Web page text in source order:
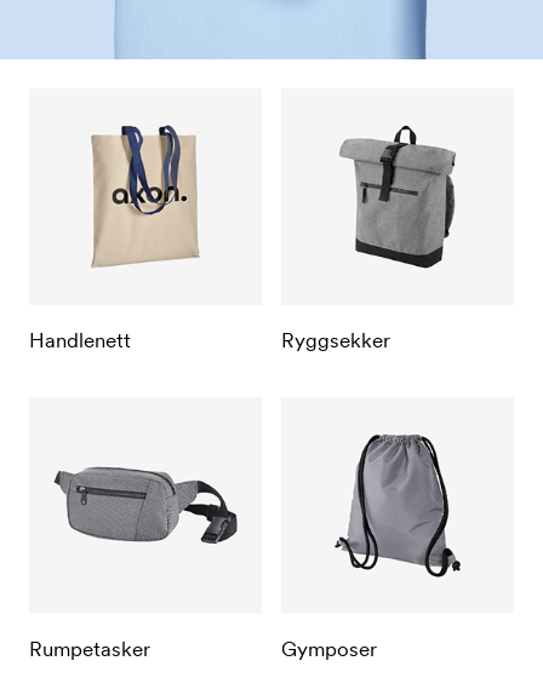
Handlenett Ryggsekker
Rumpetasker Gymposer